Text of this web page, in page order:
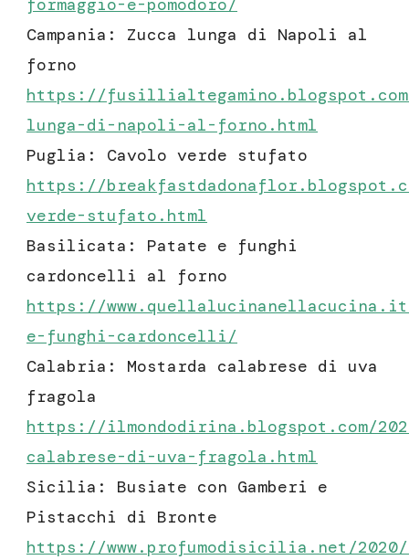
formaggio-e-pomodoro/
Campania: Zucca lunga di Napoli al
forno
https://
lunga-di-napoli-al-forno.html
Puglia: Cavolo verde stufato
https://
verde-stufato.html
Basilicata: Patate e funghi
cardoncelli al forno
https://
e-funghi-cardoncelli/
Calabria: Mostarda calabrese di uva
fragola
https://ilmondodirina.blogspot.com/
calabrese-di-uva-fragola.html
Sicilia: Busiate con Gamberi e
Pistacchi di Bronte
https://www.profumodisicilia.net/